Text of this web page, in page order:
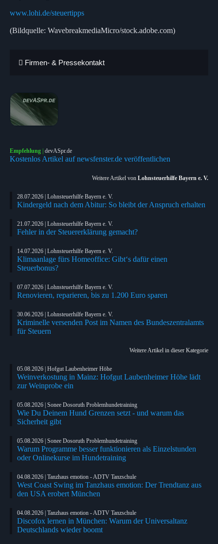
www.lohi.de/steuertipps
(Bildquelle: WavebreakmediaMicro/stock.adobe.com)
Firmen- & Pressekontakt
Empfehlung | devASpr.de
Kostenlos Artikel auf newsfenster.de veröffentlichen
Weitere Artikel von Lohnsteuerhilfe Bayern e. V.
28.07.2026 | Lohnsteuerhilfe Bayern e. V.
Kindergeld nach dem Abitur: So bleibt der Anspruch erhalten
21.07.2026 | Lohnsteuerhilfe Bayern e. V.
Fehler in der Steuererklärung gemacht?
14.07.2026 | Lohnsteuerhilfe Bayern e. V.
Klimaanlage fürs Homeoffice: Gibt‘s dafür einen
Steuerbonus?
07.07.2026 | Lohnsteuerhilfe Bayern e. V.
Renovieren, reparieren, bis zu 1.200 Euro sparen
30.06.2026 | Lohnsteuerhilfe Bayern e. V.
Kriminelle versenden Post im Namen des Bundeszentralamts
für Steuern
Weitere Artikel in dieser Kategorie
05.08.2026 | Hofgut Laubenheimer Höhe
Weinverkostung in Mainz: Hofgut Laubenheimer Höhe lädt
zur Weinprobe ein
05.08.2026 | Sonee Dosoruth Problemhundetraining
Wie Du Deinem Hund Grenzen setzt - und warum das
Sicherheit gibt
05.08.2026 | Sonee Dosoruth Problemhundetraining
Warum Programme besser funktionieren als Einzelstunden
oder Onlinekurse im Hundetraining
04.08.2026 | Tanzhaus emotion - ADTV Tanzschule
West Coast Swing im Tanzhaus emotion: Der Trendtanz aus
den USA erobert München
04.08.2026 | Tanzhaus emotion - ADTV Tanzschule
Discofox lernen in München: Warum der Universaltanz
Deutschlands wieder boomt